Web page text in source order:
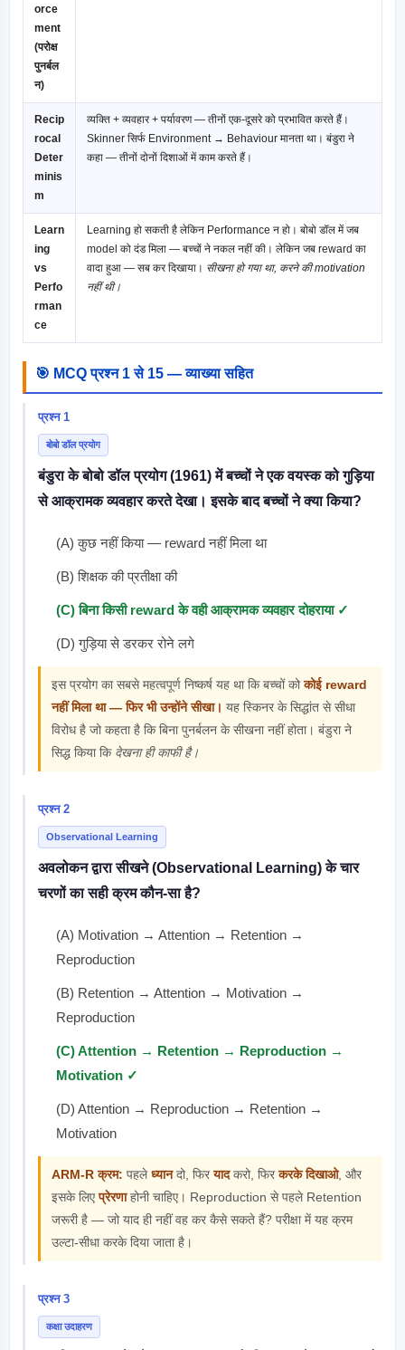
orce
ment
(परोक्ष
पुनर्बल
न)
Recip
rocal
Deter
minis
m
व्यक्ति + व्यवहार + पर्यावरण — तीनों एक-दूसरे को प्रभावित करते हैं।
Skinner सिर्फ Environment → Behaviour मानता था। बंडुरा ने
कहा — तीनों दोनों दिशाओं में काम करते हैं।
Learn
ing
vs
Perfo
rman
ce
Learning हो सकती है लेकिन Performance न हो। बोबो डॉल में जब
model को दंड मिला — बच्चों ने नकल नहीं की। लेकिन जब reward का
वादा हुआ — सब कर दिखाया। सीखना हो गया था, करने की motivation
नहीं थी।
🎯 MCQ प्रश्न 1 से 15 — व्याख्या सहित
प्रश्न 1
बोबो डॉल प्रयोग
बंडुरा के बोबो डॉल प्रयोग (1961) में बच्चों ने एक वयस्क को गुड़िया
से आक्रामक व्यवहार करते देखा। इसके बाद बच्चों ने क्या किया?
(A) कुछ नहीं किया — reward नहीं मिला था
(B) शिक्षक की प्रतीक्षा की
(C) बिना किसी reward के वही आक्रामक व्यवहार दोहराया ✓
(D) गुड़िया से डरकर रोने लगे
इस प्रयोग का सबसे महत्वपूर्ण निष्कर्ष यह था कि बच्चों कोकोई reward
नहीं मिला था — फिर भी उन्होंने सीखा। यह स्किनर के सिद्धांत से सीधा
विरोध है जो कहता है कि बिना पुनर्बलन के सीखना नहीं होता। बंडुरा ने
सिद्ध किया कि देखना ही काफी है।
प्रश्न 2
Observational Learning
अवलोकन द्वारा सीखने (Observational Learning) के चार
चरणों का सही क्रम कौन-सा है?
(A) Motivation → Attention → Retention →
Reproduction
(B) Retention → Attention → Motivation →
Reproduction
(C) Attention → Retention → Reproduction →
Motivation ✓
(D) Attention → Reproduction → Retention →
Motivation
ARM-R क्रम: पहलेध्यानदो, फिरयादकरो, फिरकरके दिखाओ, और
इसके लिएप्रेरणाहोनी चाहिए। Reproduction से पहले Retention
जरूरी है — जो याद ही नहीं वह कर कैसे सकते हैं? परीक्षा में यह क्रम
उल्टा-सीधा करके दिया जाता है।
प्रश्न 3
कक्षा उदाहरण